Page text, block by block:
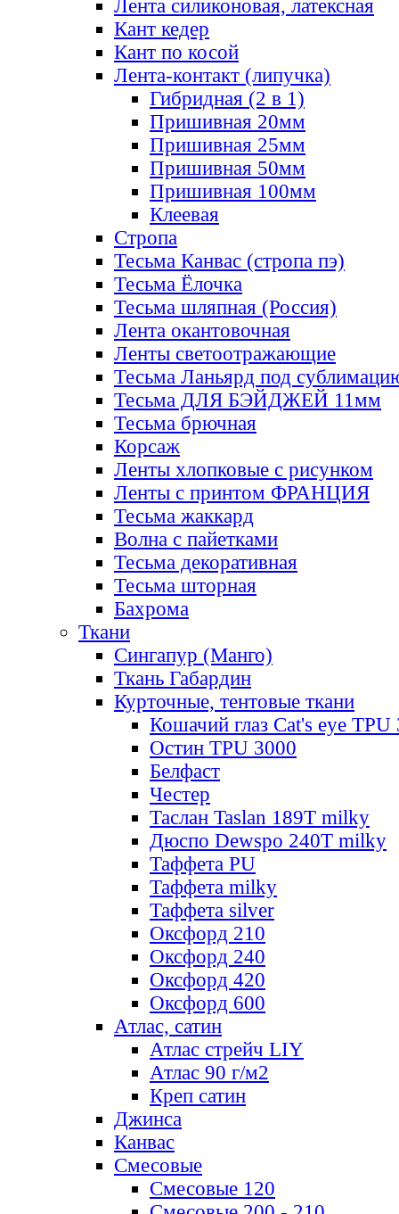
Лента силиконовая, латексная
Кант кедер
Кант по косой
Лента-контакт (липучка)
Гибридная (2 в 1)
Пришивная 20мм
Пришивная 25мм
Пришивная 50мм
Пришивная 100мм
Клеевая
Стропа
Тесьма Канвас (стропа пэ)
Тесьма Ёлочка
Тесьма шляпная (Россия)
Лента окантовочная
Ленты светоотражающие
Тесьма Ланьярд под
Тесьма ДЛЯ БЭЙДЖЕЙ 11мм
Тесьма брючная
Корсаж
Ленты хлопковые с рисунком
Ленты с принтом ФРАНЦИЯ
Тесьма жаккард
Волна с пайетками
Тесьма декоративная
Тесьма шторная
Бахрома
Ткани
Сингапур (Манго)
Ткань Габардин
Курточные, тентовые ткани
Кошачий глаз Cat's eye TPU
Остин TPU 3000
Белфаст
Честер
Таслан Taslan 189T milky
Дюспо Dewspo 240T milky
Таффета PU
Таффета milky
Таффета silver
Оксфорд 210
Оксфорд 240
Оксфорд 420
Оксфорд 600
Атлас, сатин
Атлас стрейч LIY
Атлас 90 г/м2
Креп сатин
Джинса
Канвас
Смесовые
Смесовые 120